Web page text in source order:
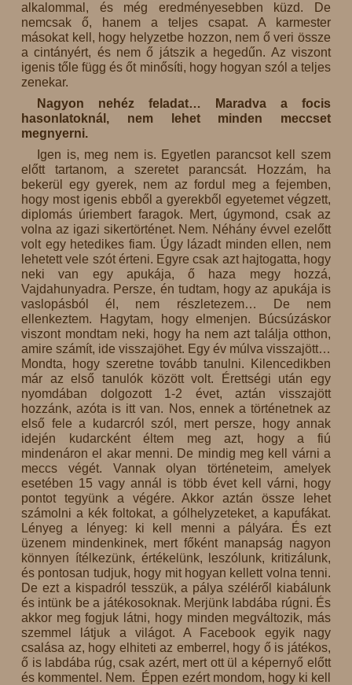
alkalommal, és még eredményesebben küzd. De
nemcsak ő, hanem a teljes csapat. A karmester
másokat kell, hogy helyzetbe hozzon, nem ő veri össze
a cintányért, és nem ő játszik a hegedűn. Az viszont
igenis tőle függ és őt minősíti, hogy hogyan szól a teljes
zenekar.
Nagyon nehéz feladat… Maradva a focis
hasonlatoknál, nem lehet minden meccset
megnyerni.
Igen is, meg nem is. Egyetlen parancsot kell szem
előtt tartanom, a szeretet parancsát. Hozzám, ha
bekerül egy gyerek, nem az fordul meg a fejemben,
hogy most igenis ebből a gyerekből egyetemet végzett,
diplomás úriembert faragok. Mert, úgymond, csak az
volna az igazi sikertörténet. Nem. Néhány évvel ezelőtt
volt egy hetedikes fiam. Úgy lázadt minden ellen, nem
lehetett vele szót érteni. Egyre csak azt hajtogatta, hogy
neki van egy apukája, ő haza megy hozzá,
Vajdahunyadra. Persze, én tudtam, hogy az apukája is
vaslopásból él, nem részletezem… De nem
ellenkeztem. Hagytam, hogy elmenjen. Búcsúzáskor
viszont mondtam neki, hogy ha nem azt találja otthon,
amire számít, ide visszajöhet. Egy év múlva visszajött…
Mondta, hogy szeretne tovább tanulni. Kilencedikben
már az első tanulók között volt. Érettségi után egy
nyomdában dolgozott 1-2 évet, aztán visszajött
hozzánk, azóta is itt van. Nos, ennek a történetnek az
első fele a kudarcról szól, mert persze, hogy annak
idején kudarcként éltem meg azt, hogy a fiú
mindenáron el akar menni. De mindig meg kell várni a
meccs végét. Vannak olyan történeteim, amelyek
esetében 15 vagy annál is több évet kell várni, hogy
pontot tegyünk a végére. Akkor aztán össze lehet
számolni a kék foltokat, a gólhelyzeteket, a kapufákat.
Lényeg a lényeg: ki kell menni a pályára. És ezt
üzenem mindenkinek, mert főként manapság nagyon
könnyen ítélkezünk, értékelünk, leszólunk, kritizálunk,
és pontosan tudjuk, hogy mit hogyan kellett volna tenni.
De ezt a kispadról tesszük, a pálya széléről kiabálunk
és intünk be a játékosoknak. Merjünk labdába rúgni. És
akkor meg fogjuk látni, hogy minden megváltozik, más
szemmel látjuk a világot. A Facebook egyik nagy
csalása az, hogy elhiteti az emberrel, hogy ő is játékos,
ő is labdába rúg, csak azért, mert ott ül a képernyő előtt
és kommentel. Nem. Éppen ezért mondom, hogy ki kell